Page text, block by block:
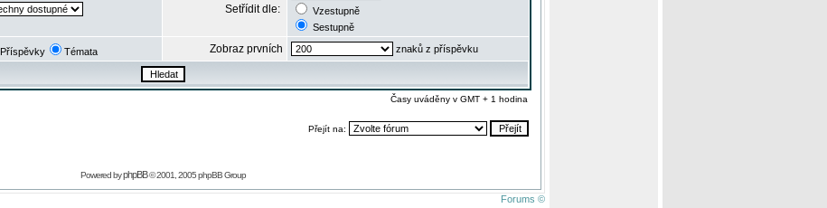
Setřídit dle:
Vzestupně
Sestupně
Příspěvky Témata Zobraz prvních znaků z příspěvku
Časy uváděny v GMT + 1 hodina
Přejít na:
Powered byphpBB© 2001, 2005 phpBB Group
Forums ©